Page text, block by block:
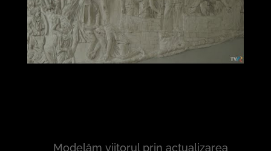
Modelăm viitorul prin actualizarea